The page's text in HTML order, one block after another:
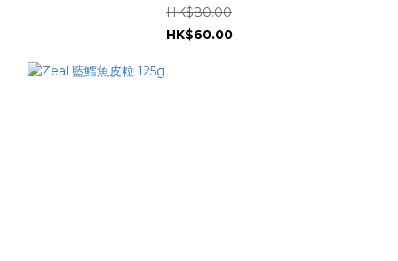
HK$80.00
HK$60.00